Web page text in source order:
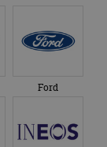
Ford